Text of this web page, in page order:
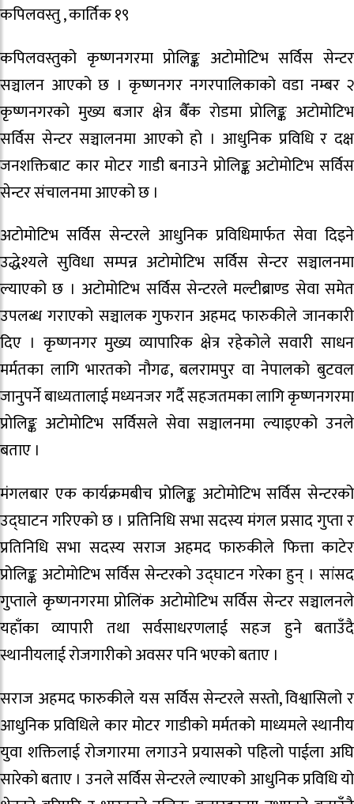
कपिलवस्तु , कार्तिक १९
कपिलवस्तुको कृष्णनगरमा प्राेलिङ्क अटोमोटिभ सर्विस सेन्टर
सञ्चालन आएको छ । कृष्णनगर नगरपालिकाको वडा नम्बर २
कृष्णनगरको मुख्य बजार क्षेत्र बैँक रोडमा प्राेलिङ्क अटोमोटिभ
सर्विस सेन्टर सञ्चालनमा आएको हो । आधुनिक प्रविधि र दक्ष
जनशक्तिबाट कार मोटर गाडी बनाउने प्रोलिङ्क अटाेमोटिभ सर्विस
सेन्टर संचालनमा आएको छ ।
अटोमोटिभ सर्विस सेन्टरले आधुनिक प्रविधिमार्फत सेवा दिइने
उद्धेश्यले सुविधा सम्पन्न अटाेमाेटिभ सर्विस सेन्टर सञ्चालनमा
ल्याएको छ । अटोमोटिभ सर्विस सेन्टरले मल्टीब्राण्ड सेवा समेत
उपलब्ध गराएको सञ्चालक गुफरान अहमद फारुकीले जानकारी
दिए । कृष्णनगर मुख्य व्यापारिक क्षेत्र रहेकोले सवारी साधन
मर्मतका लागि भारतको नौगढ, बलरामपुर वा नेपालको बुटवल
जानुपर्ने बाध्यतालाई मध्यनजर गर्दै सहजतमका लागि कृष्णनगरमा
प्राेलिङ्क अटाेमाेटिभ सर्विसले सेवा सञ्चालनमा ल्याइएको उनले
बताए ।
मंगलबार एक कार्यक्रमबीच प्रोलिङ्क अटोमोटिभ सर्विस सेन्टरको
उद्घाटन गरिएको छ । प्रतिनिधि सभा सदस्य मंगल प्रसाद गुप्ता र
प्रतिनिधि सभा सदस्य सराज अहमद फारुकीले फित्ता काटेर
प्रोलिङ्क अटोमाेटिभ सर्विस सेन्टरकाे उद्घाटन गरेका हुन् । सांसद
गुप्ताले कृष्णनगरमा प्रोलिंक अटाेमोटिभ सर्विस सेन्टर सञ्चालनले
यहाँका व्यापारी तथा सर्वसाधरणलाई सहज हुने बताउँदै
स्थानीयलाई रोजगारीकाे अवसर पनि भएको बताए ।
सराज अहमद फारुकीले यस सर्विस सेन्टरले सस्तो, विश्वासिलो र
आधुनिक प्रविधिले कार मोटर गाडीको मर्मतको माध्यमले स्थानीय
युवा शक्तिलाई रोजगारमा लगाउने प्रयासको पहिलो पाईला अघि
सारेकाे बताए । उनले सर्विस सेन्टरले ल्याएको आधुनिक प्रविधि यो